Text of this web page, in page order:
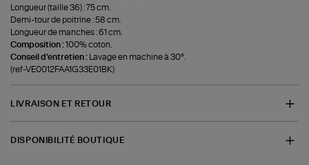
Longueur (taille 36) : 75 cm.
Demi-tour de poitrine : 58 cm.
Longueur de manches : 61 cm.
Composition :100% coton.
Conseil d'entretien :
Lavage en machine à 30°.
(ref-VE0012FAA1G33E01BK)
LIVRAISON ET RETOUR
DISPONIBILITÉ BOUTIQUE